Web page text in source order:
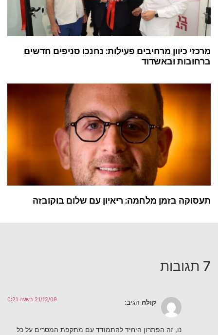
מרכזי כיוון מרחיבים פעילות: נחנכו סניפים חדשים
ברחובות ובאשדוד
תעסוקה בזמן מלחמה: ריאיון עם שלום בוקובזה
7 תגובות
קולה הגיב: 21/12/09 בשעה 0:21
נו, זה הפתרון היחיד להתמודד עם מתקפת המסרים על כל